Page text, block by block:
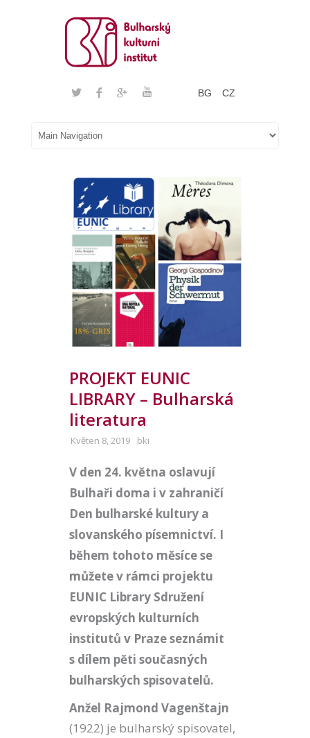
BG CZ
PROJEKT EUNIC
LIBRARY – Bulharská
literatura
Květen 8, 2019 bki
V den 24. května oslavují
Bulhaři doma i v zahraničí
Den bulharské kultury a
slovanského písemnictví. I
během tohoto měsíce se
můžete v rámci projektu
EUNIC Library Sdružení
evropských kulturních
institutů v Praze seznámit
s dílem pěti současných
bulharských spisovatelů.
Anžel Rajmond Vagenštajn
(1922) je bulharský spisovatel,